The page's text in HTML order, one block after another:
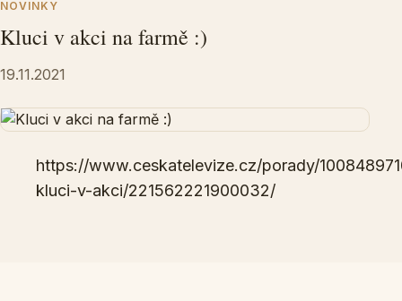
NOVINKY
Kluci v akci na farmě :)
19.11.2021
https://www.ceskatelevize.cz/porady/
kluci-v-akci/221562221900032/